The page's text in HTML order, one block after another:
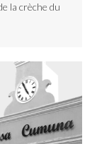
la crèche du